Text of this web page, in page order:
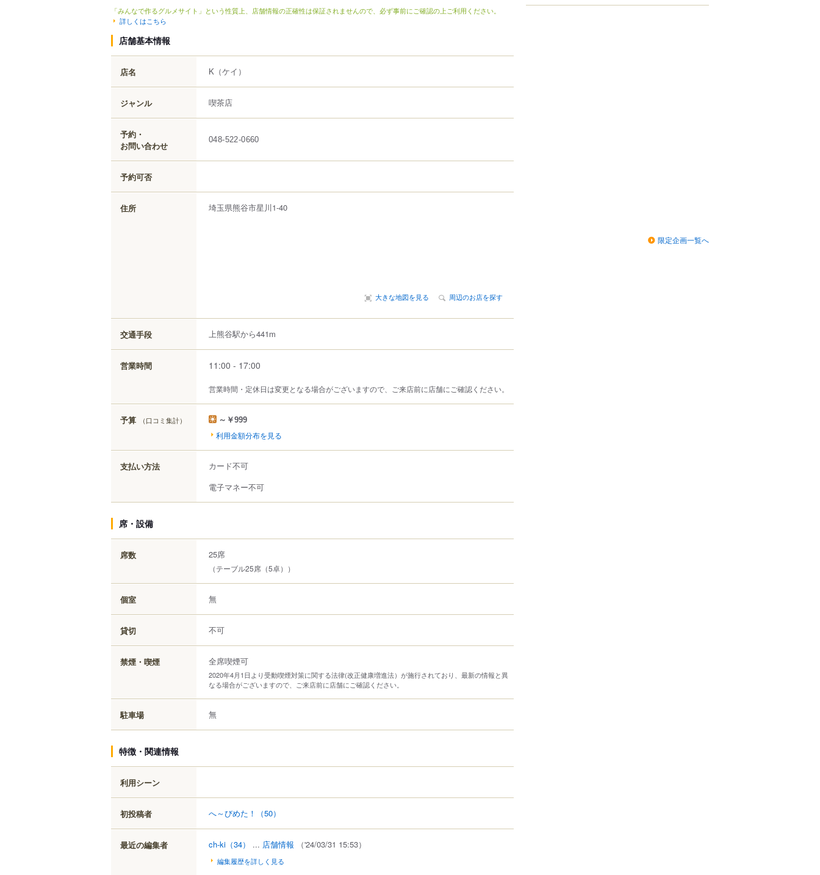
「みんなで作るグルメサイト」という性質上、店舗情報の正確性は保証されませんので、必ず事前にご確認の上ご利用ください。
詳しくはこちら
店舗基本情報
店名 K （ケイ）
ジャンル 喫茶店
予約・
お問い合わせ
048-522-0660
予約可否
住所 埼玉県熊谷市星川1-40
大きな地図を見る 周辺のお店を探す
交通手段 上熊谷駅から441m
営業時間 11:00 - 17:00
営業時間・定休日は変更となる場合がございますので、ご来店前に店舗にご確認ください。
予算 （口コミ集計） ～￥999
利用金額分布を見る
支払い方法
カード不可
電子マネー不可
席・設備
席数 25席
（テーブル25席（5卓））
個室 無
貸切 不可
禁煙・喫煙 全席喫煙可
2020年4月1日より受動喫煙対策に関する法律(改正健康増進法）が施行されており、最新の情報と異
なる場合がございますので、ご来店前に店舗にご確認ください。
駐車場 無
特徴・関連情報
利用シーン
初投稿者 へ～びめた！ （50）
最近の編集者 ch-ki （34） ... 店舗情報 （'24/03/31 15:53）
編集履歴を詳しく見る
限定企画一覧へ